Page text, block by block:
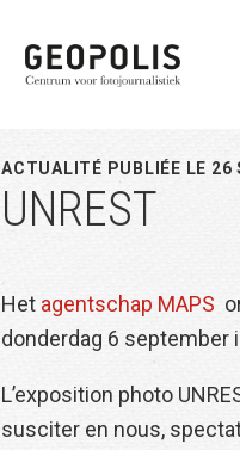
ACTUALITÉ PUBLIÉE LE 26
UNREST
Het agentschap MAPS
donderdag 6 september
L’exposition photo
susciter en nous,